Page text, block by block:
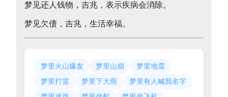
梦见还人钱物，吉兆，表示疾病会消除。
梦见欠债，吉兆，生活幸福。
梦里火山爆发 梦里山崩
梦里地震
梦里打雷
梦里下大雨
梦里有人喊我名字